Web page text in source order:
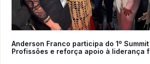
Anderson Franco participa do 1º
Profissões e reforça apoio à liderança